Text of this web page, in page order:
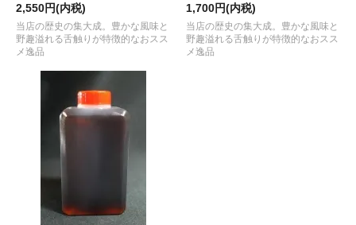
2,550円(内税)
当店の歴史の集大成。豊かな風味と
野趣溢れる舌触りが特徴的なおスス
メ逸品
1,700円(内税)
当店の歴史の集大成。豊かな風味と
野趣溢れる舌触りが特徴的なおスス
メ逸品